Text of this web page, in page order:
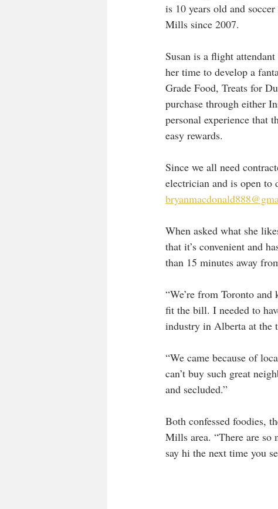
is 10 years old and
Mills since 2007.
Susan is a flight
her time to develop a
Grade Food, Treats for
purchase through either
personal experience that
easy rewards.
Since we all need
electrician and is open to
When asked what she
that it’s convenient and
than 15 minutes away
“We’re from Toronto
fit the bill. I needed to
industry in Alberta at the
“We came because of
can’t buy such great
and secluded.”
Both confessed foodies,
Mills area. “There are so
say hi the next time you